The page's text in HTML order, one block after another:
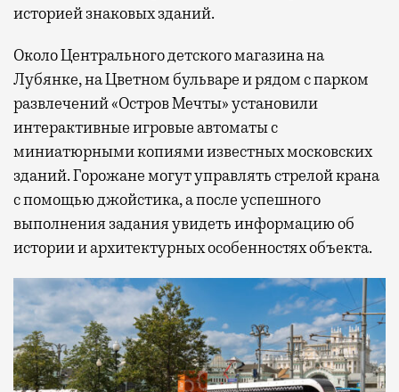
историей знаковых зданий.
Около Центрального детского магазина на
Лубянке, на Цветном бульваре и рядом с парком
развлечений «Остров Мечты» установили
интерактивные игровые автоматы с
миниатюрными копиями известных московских
зданий. Горожане могут управлять стрелой крана
с помощью джойстика, а после успешного
выполнения задания увидеть информацию об
истории и архитектурных особенностях объекта.